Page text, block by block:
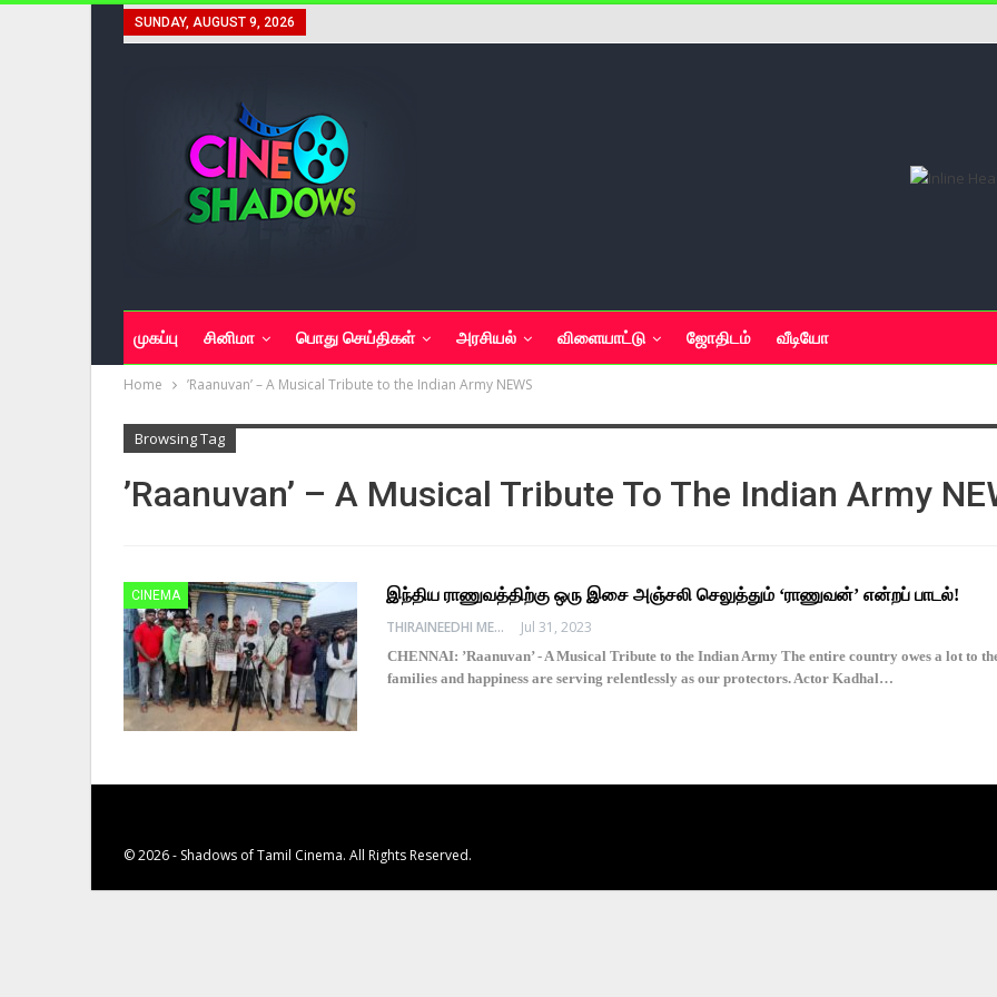
SUNDAY, AUGUST 9, 2026
முகப்பு சினிமா பொது செய்திகள் அரசியல் விளையாட்டு ஜோதிடம் வீடியோ
Home ’Raanuvan’ – A Musical Tribute to the Indian Army NEWS
Browsing Tag
’Raanuvan’ – A Musical Tribute To The Indian Army
CINEMA
இந்திய ராணுவத்திற்கு ஒரு இசை அஞ்சலி செலுத்தும் ‘ராணுவன்’ என்றப் பாடல்!
THIRAINEEDHI MEDIA
Jul 31, 2023
CHENNAI: ’Raanuvan’ - A Musical Tribute to the Indian Army The entire country owes a lot to
families and happiness are serving relentlessly as our protectors. Actor Kadhal…
© 2026 - Shadows of Tamil Cinema. All Rights Reserved.